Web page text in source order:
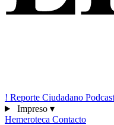
! Reporte Ciudadano Podcast
Impreso ▾
Hemeroteca Contacto